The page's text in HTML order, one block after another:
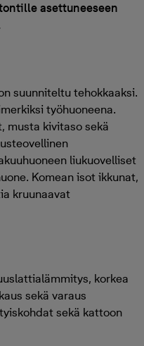
asettuneeseen
suunniteltu tehokkaaksi.
työhuoneena.
musta kivitaso sekä
liukuovelliset
Komean isot ikkunat,
kruunaavat
korkea
sekä varaus
sekä kattoon